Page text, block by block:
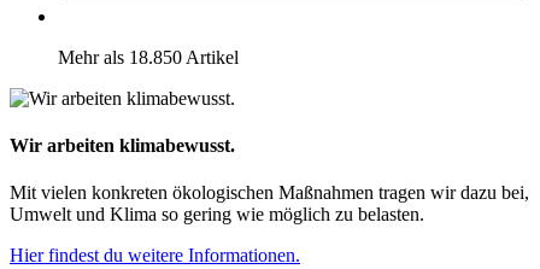
Mehr als 18.850 Artikel
Wir arbeiten klimabewusst.
Mit vielen konkreten ökologischen Maßnahmen tragen wir dazu bei,
Umwelt und Klima so gering wie möglich zu belasten.
Hier findest du weitere Informationen.